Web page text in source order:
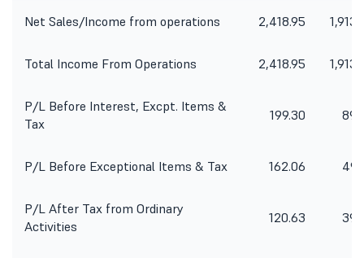
Net Sales/Income from operations 2,418.95
Total Income From Operations 2,418.95
P/L Before Interest, Excpt. Items &
Tax
199.30
P/L Before Exceptional Items & Tax 162.06
P/L After Tax from Ordinary
Activities
120.63